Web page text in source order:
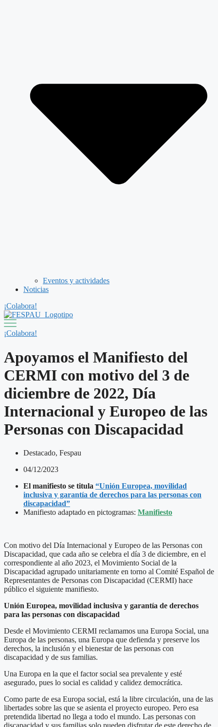
Eventos y actividades
Noticias
¡Colabora!
¡Colabora!
Apoyamos el Manifiesto del
CERMI con motivo del 3 de
diciembre de 2022, Día
Internacional y Europeo de las
Personas con Discapacidad
Destacado, Fespau
04/12/2023
El manifiesto se titula “Unión Europea, movilidad
inclusiva y garantía de derechos para las personas con
discapacidad”
Manifiesto adaptado en pictogramas: Manifiesto
Con motivo del Día Internacional y Europeo de las Personas con
Discapacidad, que cada año se celebra el día 3 de diciembre, en el
correspondiente al año 2023, el Movimiento Social de la
Discapacidad agrupado unitariamente en torno al Comité Español de
Representantes de Personas con Discapacidad (CERMI) hace
público el siguiente manifiesto.
Unión Europea, movilidad inclusiva y garantía de derechos
para las personas con discapacidad
Desde el Movimiento CERMI reclamamos una Europa Social, una
Europa de las personas, una Europa que defienda y preserve los
derechos, la inclusión y el bienestar de las personas con
discapacidad y de sus familias.
Una Europa en la que el factor social sea prevalente y esté
asegurado, pues lo social es calidad y calidez democrática.
Como parte de esa Europa social, está la libre circulación, una de las
libertades sobre las que se asienta el proyecto europeo. Pero esa
pretendida libertad no llega a todo el mundo. Las personas con
discapacidad y sus familias solo pueden disfrutar de este derecho de